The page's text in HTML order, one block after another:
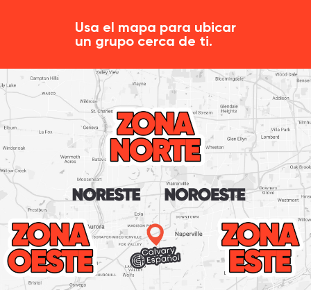
Usa el mapa para ubicar
un grupo cerca de ti.